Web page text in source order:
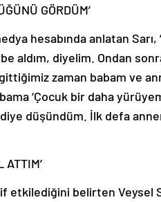
GÖRDÜM’
hesabında anlatan Sarı,
aldım, diyelim. Ondan
zaman babam ve
‘Çocuk bir daha
düşündüm. İlk defa
ATTIM’
etkilediğini belirten Veysel